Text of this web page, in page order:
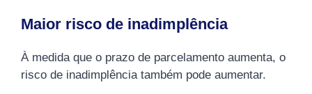
Maior risco de inadimplência
À medida que o prazo de parcelamento aumenta, o
risco de inadimplência também pode aumentar.